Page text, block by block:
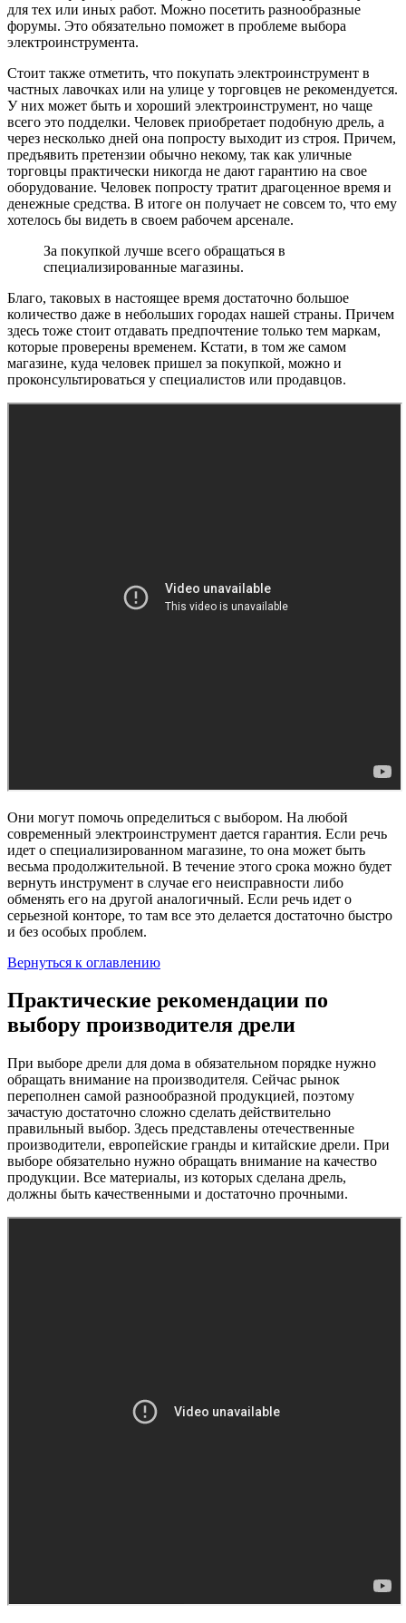
для тех или иных работ. Можно посетить разнообразные
форумы. Это обязательно поможет в проблеме выбора
электроинструмента.
Стоит также отметить, что покупать электроинструмент в
частных лавочках или на улице у торговцев не рекомендуется.
У них может быть и хороший электроинструмент, но чаще
всего это подделки. Человек приобретает подобную дрель, а
через несколько дней она попросту выходит из строя. Причем,
предъявить претензии обычно некому, так как уличные
торговцы практически никогда не дают гарантию на свое
оборудование. Человек попросту тратит драгоценное время и
денежные средства. В итоге он получает не совсем то, что ему
хотелось бы видеть в своем рабочем арсенале.
За покупкой лучше всего обращаться в
специализированные магазины.
Благо, таковых в настоящее время достаточно большое
количество даже в небольших городах нашей страны. Причем
здесь тоже стоит отдавать предпочтение только тем маркам,
которые проверены временем. Кстати, в том же самом
магазине, куда человек пришел за покупкой, можно и
проконсультироваться у специалистов или продавцов.
Они могут помочь определиться с выбором. На любой
современный электроинструмент дается гарантия. Если речь
идет о специализированном магазине, то она может быть
весьма продолжительной. В течение этого срока можно будет
вернуть инструмент в случае его неисправности либо
обменять его на другой аналогичный. Если речь идет о
серьезной конторе, то там все это делается достаточно быстро
и без особых проблем.
Вернуться к оглавлению
Практические рекомендации по
выбору производителя дрели
При выборе дрели для дома в обязательном порядке нужно
обращать внимание на производителя. Сейчас рынок
переполнен самой разнообразной продукцией, поэтому
зачастую достаточно сложно сделать действительно
правильный выбор. Здесь представлены отечественные
производители, европейские гранды и китайские дрели. При
выборе обязательно нужно обращать внимание на качество
продукции. Все материалы, из которых сделана дрель,
должны быть качественными и достаточно прочными.